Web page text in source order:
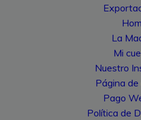
La
Mi
Nuestro
Página de
Pago
Política de